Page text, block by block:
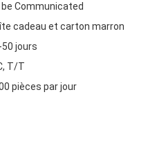
be Communicated
cadeau et carton marron
jours
T/T
pièces par jour